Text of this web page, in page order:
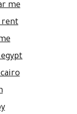
me\
rent